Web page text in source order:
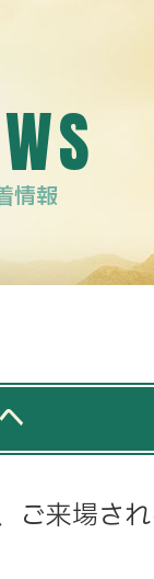
情報
ご来場さ